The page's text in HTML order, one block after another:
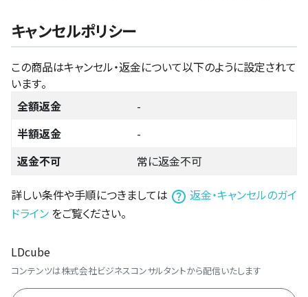
キャンセルポリシー
この商品はキャンセル・返金について以下のように設定されて
います。
全額返金
-
半額返金
-
返金不可
常に返金不可
詳しい条件や手順につきましては
返金・キャンセルのガイ
ドライン をご覧ください。
LDcube
コンテンツは株式会社ビジネスコンサルタントから配信いたします